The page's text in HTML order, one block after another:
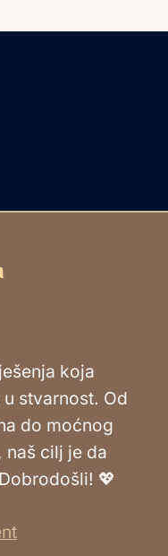
koja
stvarnost. Od
do moćnog
cilj je da
💖